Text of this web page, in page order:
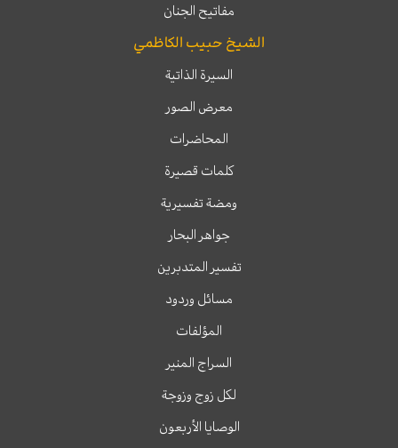
مفاتيح الجنان
الشيخ حبيب الكاظمي
السيرة الذاتية
معرض الصور
المحاضرات
كلمات قصيرة
ومضة تفسيرية
جواهر البحار
تفسير المتدبرين
مسائل وردود
المؤلفات
السراج المنير
لكل زوج وزوجة
الوصايا الأربعون